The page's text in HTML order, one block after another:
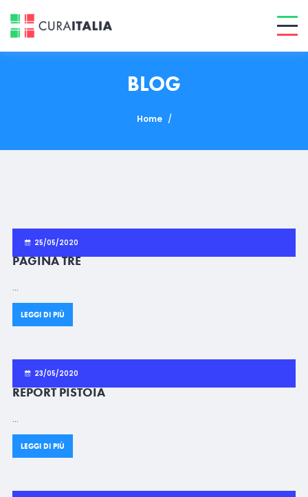
BLOG
Home /
25/05/2020
PAGINA TRE
…
LEGGI DI PIÙ
23/05/2020
REPORT PISTOIA
…
LEGGI DI PIÙ